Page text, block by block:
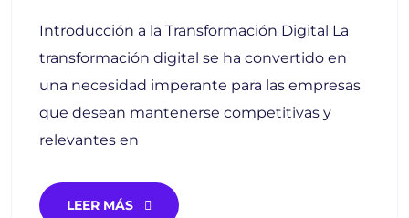
Introducción a la Transformación Digital La
transformación digital se ha convertido en
una necesidad imperante para las empresas
que desean mantenerse competitivas y
relevantes en
LEER MÁS